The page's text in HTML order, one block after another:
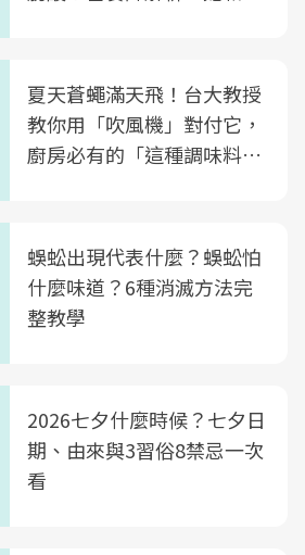
夏天蒼蠅滿天飛！台大教授
教你用「吹風機」對付它，
廚房必有的「這種調味料」
蜈蚣出現代表什麼？蜈蚣怕
什麼味道？6種消滅方法完
整教學
2026七夕什麼時候？七夕日
期、由來與3習俗8禁忌一次
看